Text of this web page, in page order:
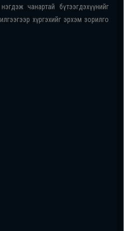
чанартай бүтээгдэхүүнийг
хүргэхийг эрхэм зорилго